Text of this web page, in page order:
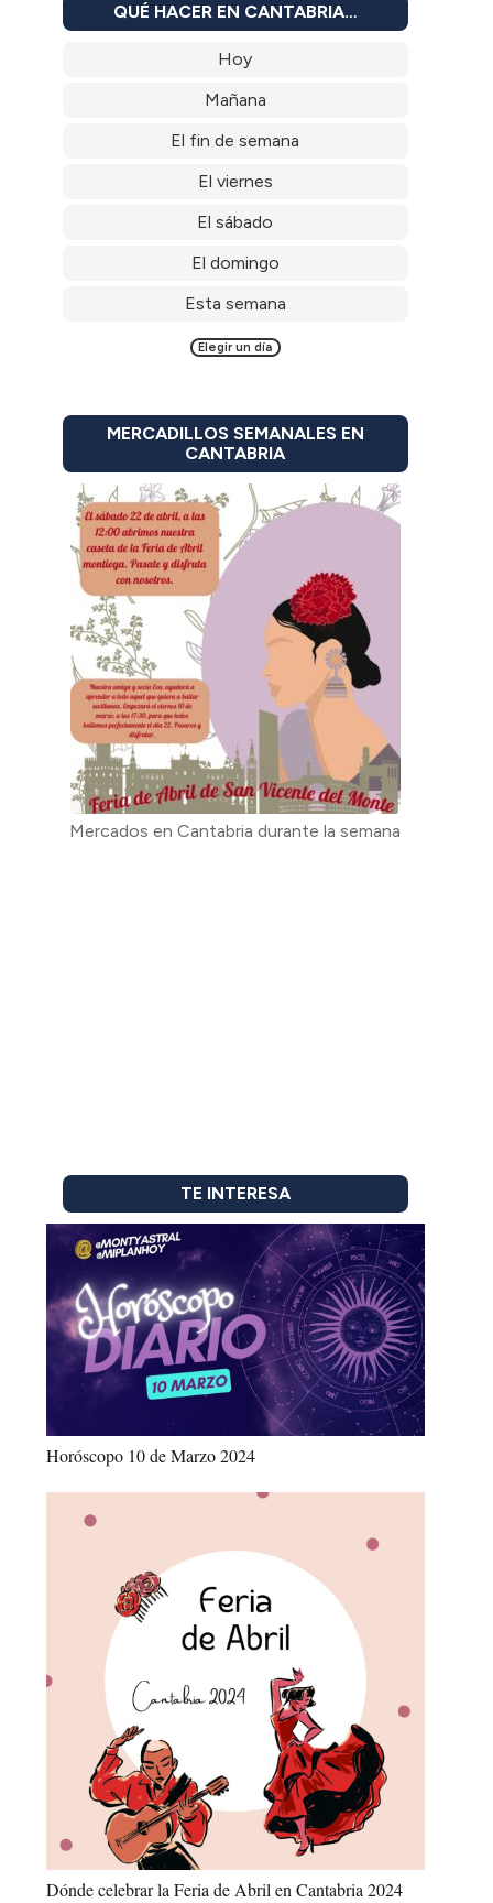
QUÉ HACER EN CANTABRIA…
Hoy
Mañana
El fin de semana
El viernes
El sábado
El domingo
Esta semana
Elegir un día
MERCADILLOS SEMANALES EN
CANTABRIA
Mercados en Cantabria durante la semana
TE INTERESA
Horóscopo 10 de Marzo 2024
Dónde celebrar la Feria de Abril en Cantabria 2024